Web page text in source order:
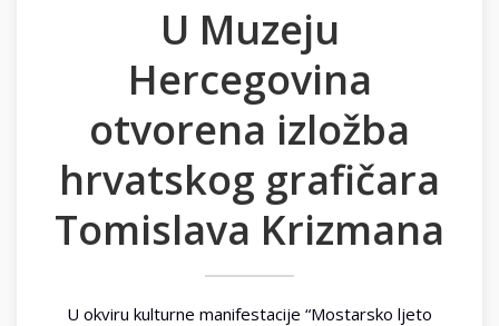
U Muzeju
Hercegovina
otvorena izložba
hrvatskog grafičara
Tomislava Krizmana
U okviru kulturne manifestacije “Mostarsko ljeto